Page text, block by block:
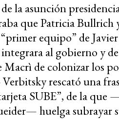
la asunción
que Patricia
equipo” de
integrara al gobierno y
de colonizar los
rescató una
SUBE”, de la que
huelga subrayar